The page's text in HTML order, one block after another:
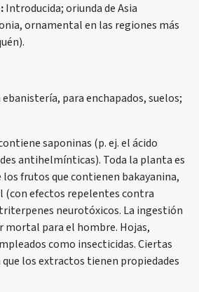
Introducida; oriunda de Asia
ornamental en las regiones más
para enchapados, suelos;
saponinas (p. ej. el ácido
antihelmínticas). Toda la planta es
frutos que contienen bakayanina,
efectos repelentes contra
neurotóxicos. La ingestión
mortal para el hombre. Hojas,
como insecticidas. Ciertas
los extractos tienen propiedades